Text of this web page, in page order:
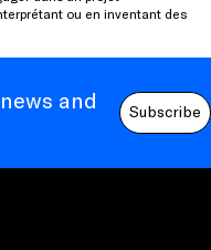
ou en inventant des
and
Subscribe